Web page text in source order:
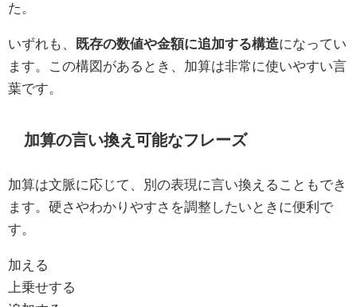
た。
いずれも、 既存の数値や金額に追加する構造になってい
ます。この構図があるとき、加算は非常に使いやすい言
葉です。
加算の言い換え可能なフレーズ
加算は文脈に応じて、別の表現に言い換えることもでき
ます。硬さやわかりやすさを調整したいときに便利で
す。
加える
上乗せする